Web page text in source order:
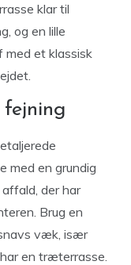
klar til
og en lille
med et klassisk
med en grundig
der har
Brug en
væk, især
en træterrasse.